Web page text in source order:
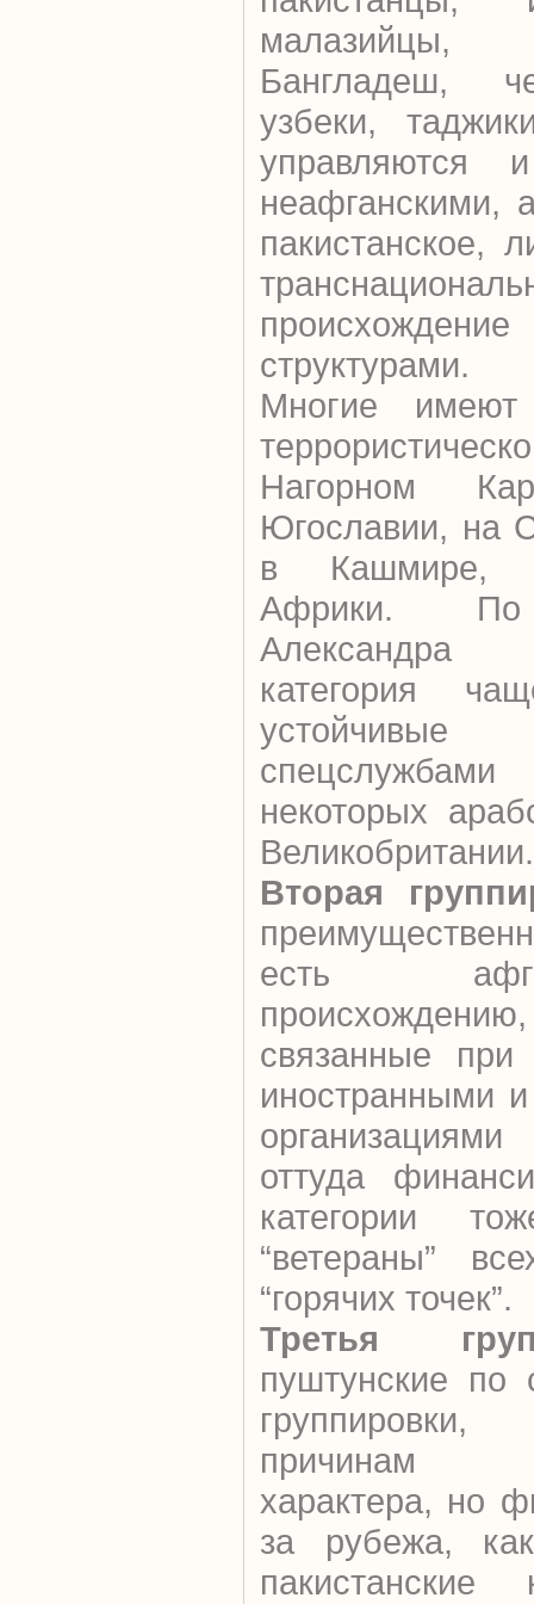
Бангладеш,
узбеки,
управляются
пакистанское,
происхождение
структурами.
Многие
Нагорном
Югославии, на
в Кашмире,
Африки. По
категория
некоторых
Великобритании.
Вторая
есть
связанные
иностранными
оттуда
категории
“ветераны”
“горячих точек”.
Третья
пуштунские по
причинам
характера, но
за рубежа,